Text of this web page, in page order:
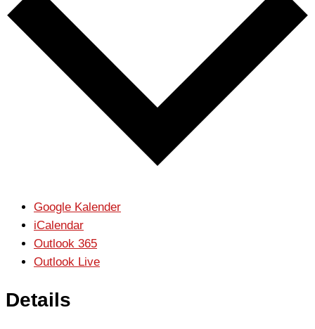
Google Kalender
iCalendar
Outlook 365
Outlook Live
Details